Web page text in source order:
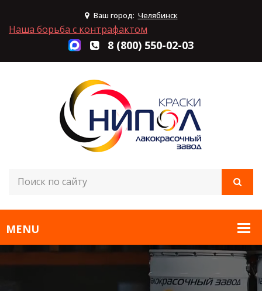
Ваш город: Челябинск
Наша борьба с контрафактом
8 (800) 550-02-03